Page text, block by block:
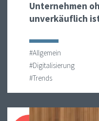
Unternehmen
unverkäuflich
#Allgemein
#Digitalisierung
#Trends